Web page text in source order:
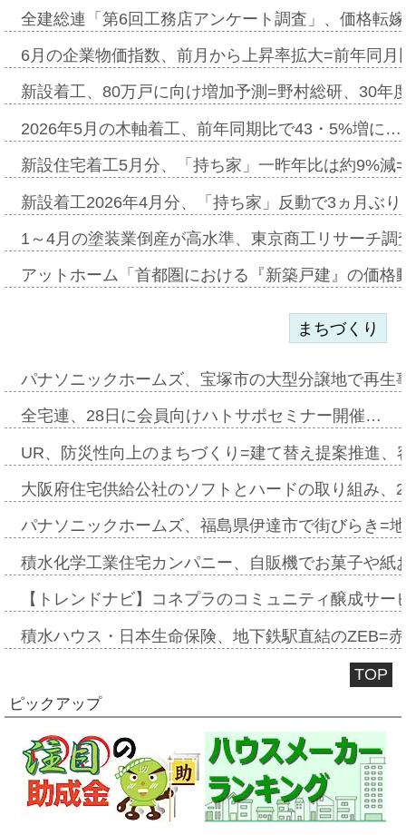
全建総連「第6回工務店アンケート調査」、価格転
6月の企業物価指数、前月から上昇率拡大=前年同
新設着工、80万戸に向け増加予測=野村総研、30年
2026年5月の木軸着工、前年同期比で43・5%増に…
新設住宅着工5月分、「持ち家」一昨年比は約9%
新設着工2026年4月分、「持ち家」反動で3ヵ月ぶ
1～4月の塗装業倒産が高水準、東京商工リサーチ
アットホーム「首都圏における『新築戸建』の価
まちづくり
パナソニックホームズ、宝塚市の大型分譲地で再
全宅連、28日に会員向けハトサポセミナー開催…
UR、防災性向上のまちづくり=建て替え提案推進
大阪府住宅供給公社のソフトとハードの取り組み
パナソニックホームズ、福島県伊達市で街びらき=
積水化学工業住宅カンパニー、自販機でお菓子や
【トレンドナビ】コネプラのコミュニティ醸成サ
積水ハウス・日本生命保険、地下鉄駅直結のZEB=
TOP
ピックアップ